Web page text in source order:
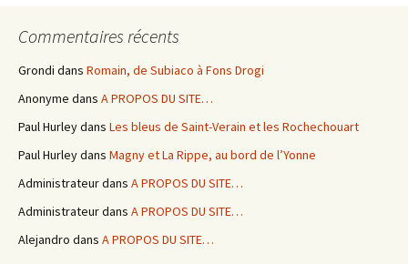
Commentaires récents
Grondi dans Romain, de Subiaco à Fons Drogi
Anonyme dans A PROPOS DU SITE…
Paul Hurleydans Les bleus de Saint-Verain et les Rochechouart
Paul Hurleydans Magny et La Rippe, au bord de l’Yonne
Administrateurdans A PROPOS DU SITE…
Administrateurdans A PROPOS DU SITE…
Alejandro dans A PROPOS DU SITE…